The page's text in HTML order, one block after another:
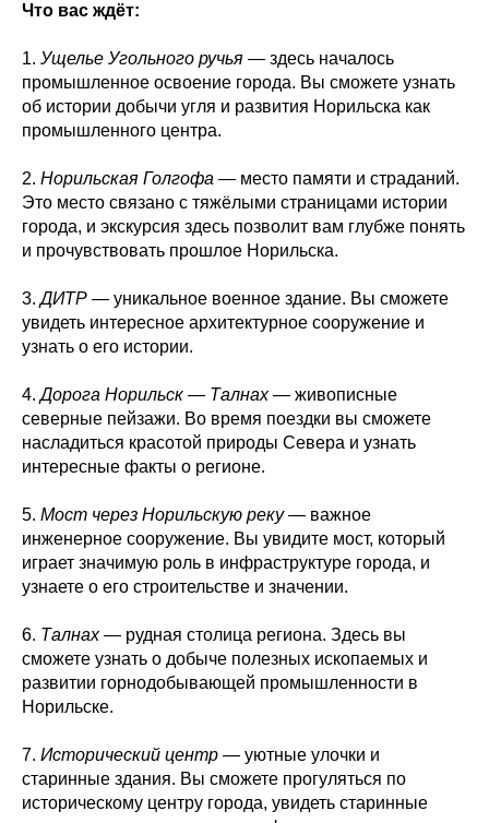
Что вас ждёт:
1. Ущелье Угольного ручья — здесь началось
промышленное освоение города. Вы сможете узнать
об истории добычи угля и развития Норильска как
промышленного центра.
2. Норильская Голгофа — место памяти и страданий.
Это место связано с тяжёлыми страницами истории
города, и экскурсия здесь позволит вам глубже понять
и прочувствовать прошлое Норильска.
3.ДИТР — уникальное военное здание. Вы сможете
увидеть интересное архитектурное сооружение и
узнать о его истории.
4.Дорога Норильск — Талнах— живописные
северные пейзажи. Во время поездки вы сможете
насладиться красотой природы Севера и узнать
интересные факты о регионе.
5. Мост через Норильскую реку— важное
инженерное сооружение. Вы увидите мост, который
играет значимую роль в инфраструктуре города, и
узнаете о его строительстве и значении.
6. Талнах— рудная столица региона. Здесь вы
сможете узнать о добыче полезных ископаемых и
развитии горнодобывающей промышленности в
Норильске.
7. Исторический центр — уютные улочки и
старинные здания. Вы сможете прогуляться по
историческому центру города, увидеть старинные